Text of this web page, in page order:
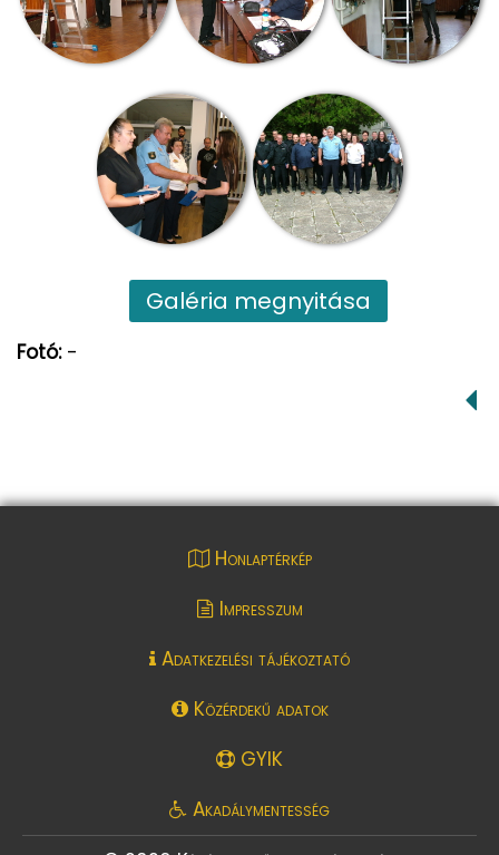
Galéria megnyitása
Fotó: -
Honlaptérkép
Impresszum
Adatkezelési tájékoztató
Közérdekű adatok
GYIK
Akadálymentesség